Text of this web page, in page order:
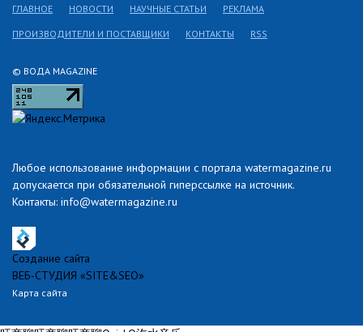
© ВОДА MAGAZINE
Любое использование информации с портала watermagazine.ru
допускается при обязательной гиперссылке на источник.
Контакты: info@watermagazine.ru
ГЛАВНОЕ НОВОСТИ НАУЧНЫЕ СТАТЬИ РЕКЛАМА
ПРОИЗВОДИТЕЛИ И ПОСТАВЩИКИ КОНТАКТЫ RSS
Создание сайта
ВЕБ-СТУДИЯ «SITE&SEO»
Карта сайта